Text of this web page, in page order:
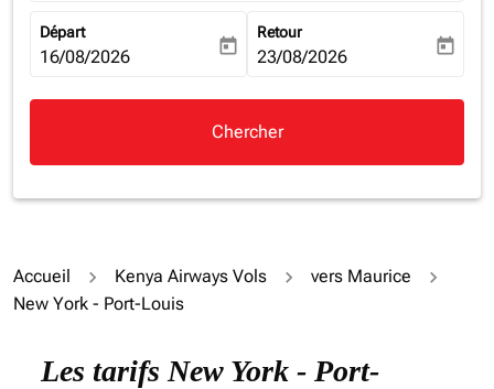
Départ
fc-booking-departure-date-aria-label
16/08/2026 today
Retour
fc-booking-return-date-aria-
23/08/2026 today
Chercher
Accueil Kenya Airways Vols
vers Maurice
New York - Port-Louis
Les tarifs New York - Port-